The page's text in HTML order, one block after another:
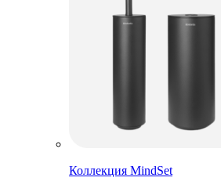
Коллекция MindSet